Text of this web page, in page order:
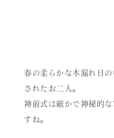
春の柔らかな木漏れ日
されたお二人。
神前式は厳かで神秘的
すね。